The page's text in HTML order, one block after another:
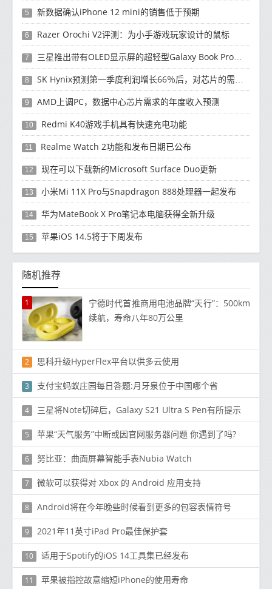
5 新数据确认iPhone 12 mini的销售低于预期
6 Razer Orochi V2评测：为小手游戏玩家设计的鼠标
7 三星推出带有OLED显示屏的超轻型Galaxy Book Pro和Galaxy Book Pro 360笔记本电脑
8 SK Hynix预测第一季度利润增长66％后，对芯片的需求将增强
9 AMD上调PC，数据中心芯片需求的年度收入预测
10 Redmi K40游戏手机具有快速充电功能
11 Realme Watch 2功能和发布日期已公布
12 现在可以下载新的Microsoft Surface Duo更新
13 小米Mi 11X Pro与Snapdragon 888处理器一起发布
14 华为MateBook X Pro笔记本电脑获得全新升级
15 苹果iOS 14.5将于下周发布
随机推荐
1
宁德时代首推商用电池品牌“天行”：500km
续航，寿命八年80万公里
2 思科升级HyperFlex平台以供多云使用
3 支付宝蚂蚁庄园每日答题:月牙泉位于中国哪个省
4 三星将Note切碎后，Galaxy S21 Ultra S Pen有所提示
5 苹果“天气服务”中断或因官网服务器问题 你遇到了吗?
6 努比亚：曲面屏幕智能手表Nubia Watch
7 微软可以获得对 Xbox 的 Android 应用支持
8 Android将在今年晚些时候看到更多的包容表情符号
9 2021年11英寸iPad Pro最佳保护套
10 适用于Spotify的iOS 14工具集已经发布
11 苹果被指控故意缩短iPhone的使用寿命